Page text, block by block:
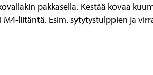
pakkasella. Kestää kovaa
liitäntä. Esim. sytytystulppien ja